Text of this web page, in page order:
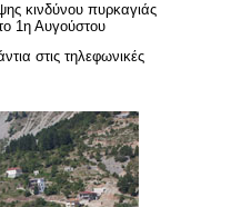
κινδύνου πυρκαγιάς
1η Αυγούστου
στις τηλεφωνικές